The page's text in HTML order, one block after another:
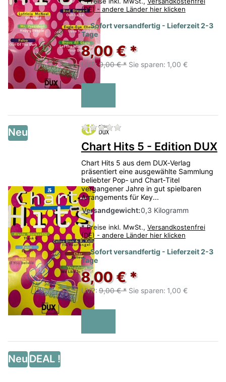
(DE) - andere Länder hier klicken
Sofort versandfertig - Lieferzeit 2-3
Tage
8,00 € *
UVP:9,00 € * Sie sparen: 1,00 €
Neu Zu diesem Produkt liegen
Chart Hits 5 - Edition DUX
Chart Hits 5 aus dem DUX‑Verlag
präsentiert eine ausgewählte Sammlung
beliebter Pop‑ und Chart‑Titel
vergangener Jahre in gut spielbaren
Arrangements für Key...
Versandgewicht:0,3 Kilogramm
* Preise inkl. MwSt., Versandkostenfrei
(DE) - andere Länder hier klicken
Sofort versandfertig - Lieferzeit 2-3
Tage
8,00 € *
UVP: 9,00 € * Sie sparen: 1,00 €
Neu DEAL !